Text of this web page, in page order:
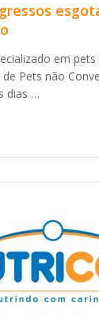
em
Pets não
dias …